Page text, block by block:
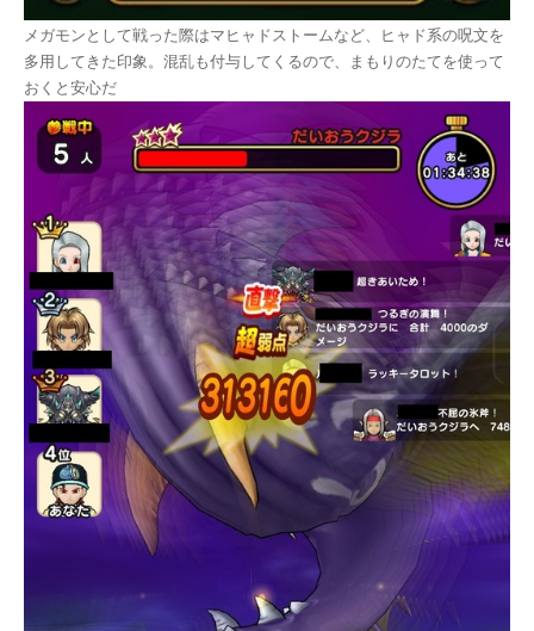
メガモンとして戦った際はマヒャドストームなど、ヒャド系の呪文を
多用してきた印象。混乱も付与してくるので、まもりのたてを使って
おくと安心だ